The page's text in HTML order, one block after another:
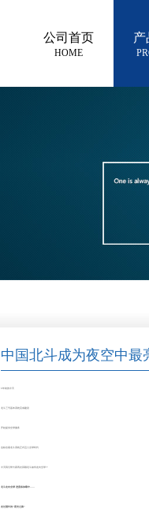
公司首页
HOME
产
中国北斗成为夜空中最
6年前的今天
北斗三号基本系统完成建设
开始提供全球服务
这标志着北斗系统正式迈入全球时代
今天我们带大家再次回顾北斗如何走向全球？
北斗走向全球 进度条加载中……
走过漫长的“星光之路”